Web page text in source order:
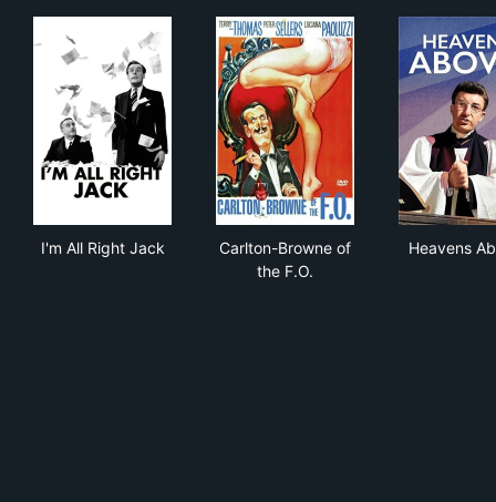
I'm All Right Jack
Carlton-Browne of
the F.O.
Heavens